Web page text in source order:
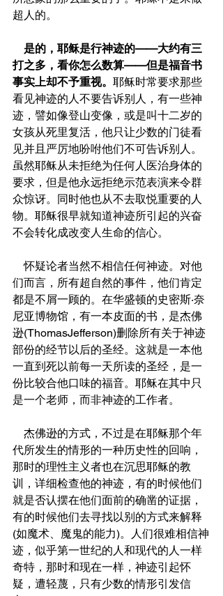
超人的。
是的，耶稣是行神迹的——大约有三
打之多，看你怎么数算——但是福音书
事实上却不予重视。 耶稣时常要求那些
看见神迹的人不要告诉别人，有一些神
迹，譬如像登山变像，或是叫十二岁的
女孩从死里复活，他只让少数的门徒看
见并且严厉地吩咐他们不可告诉别人。
虽然耶稣从未拒绝为任何人医治身体的
要求，但是他永远拒绝示范表演来令群
众惊讶。同时他也从不去取悦重要的人
物。耶稣很早就知道神迹所引起的兴奋
不会转化成改变人生命的信心。
    怀疑论者当然不相信任何神迹。对他
们而言，所有超自然的事件，他们肯定
都是不屑一顾的。在华盛顿的史密斯·奈
尼亚博物馆，有一本皮面的书，是杰佛
逊(ThomasJefferson)删除所有关于神迹
部份的经节以后的圣经。这就是一本他
一直到死以前每一天所读的圣经，是一
份比较合他口味的福音。耶稣在其中只
是一个老师，而非神迹的工作者。
代所发生的情形的一种历史性的回响，
那时的理性主义者也在沉思耶稣的教
训，详细检查他的神迹，有的时候他们
就是否认摆在他们面前的确凿的证据，
有的时候他们去寻找以别的方式来解释
(如魔术、魔鬼的能力)。人们很难相信神
迹，似乎第一世纪的人和现代的人一样
奇特，那时和现在一样，神迹引起怀
疑，遭轻蔑，只有少数的情形引发信